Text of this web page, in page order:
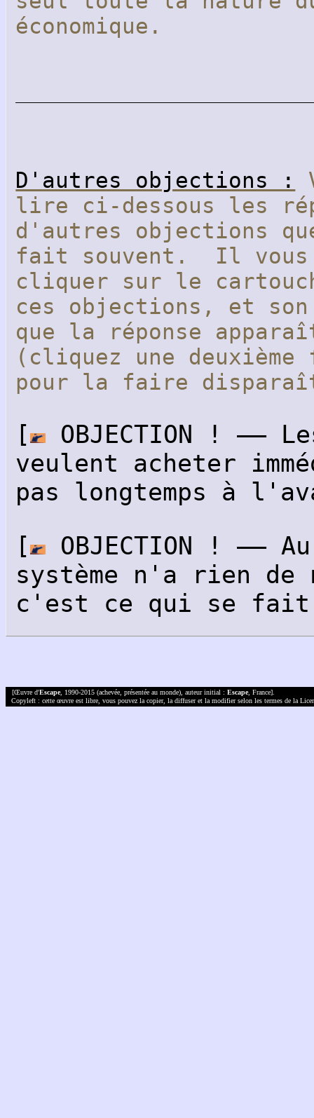
économique.
D'autres objections :
lire ci-dessous les
d'autres objections
fait souvent. Il
cliquer sur le
ces objections, et
que la réponse
(cliquez une deuxième
pour la faire
[
OBJECTION ! ——
veulent acheter
pas longtemps à
[
OBJECTION ! ——
système n'a rien de
c'est ce qui se
[Œuvre d'Escape, 1990-2015 (achevée, présentée au monde), auteur initial :Escape, France].
Copyleft : cette œuvre est libre, vous pouvez la copier, la diffuser et la modifier selon les termes de la